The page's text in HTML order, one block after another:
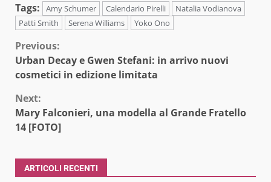
Tags:
Amy Schumer Calendario Pirelli
Natalia Vodianova
Patti Smith
Serena Williams Yoko Ono
Continue
Reading
Previous:
Urban Decay e Gwen Stefani: in arrivo nuovi
cosmetici in edizione limitata
Next:
Mary Falconieri, una modella al Grande Fratello
14 [FOTO]
ARTICOLI RECENTI